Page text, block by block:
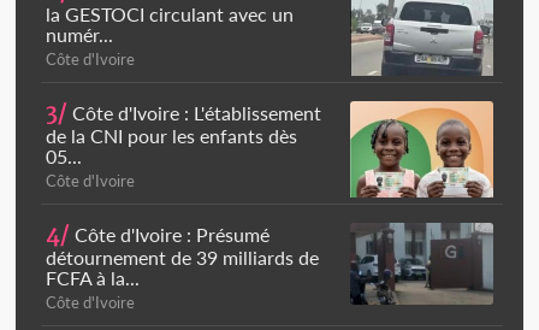
la GESTOCI circulant avec un
numér...
Côte d'Ivoire
3/ Côte d'Ivoire : L'établissement
de la CNI pour les enfants dès
05...
Côte d'Ivoire
4/ Côte d'Ivoire : Présumé
détournement de 39 milliards de
FCFA à la...
Côte d'Ivoire